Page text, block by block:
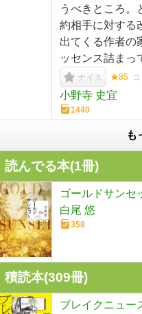
うべきところ。
約相手に対する
出てくる作者の
ッセンス詰まっ
ナイス ★85
小野寺 史宜
1440
も
読んでる本(1冊)
ゴールドサンセ
白尾 悠
358
積読本(309冊)
ブレイクニュー